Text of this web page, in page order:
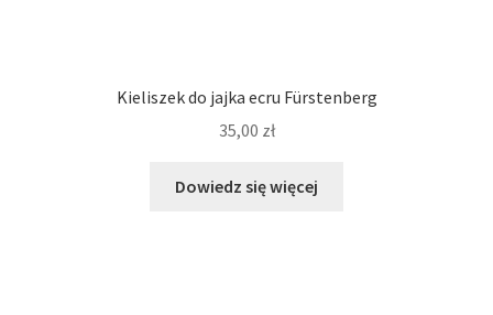
Kieliszek do jajka ecru Fürstenberg
35,00 zł
Dowiedz się więcej